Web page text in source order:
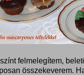
felmelegítem,
összekeverem.